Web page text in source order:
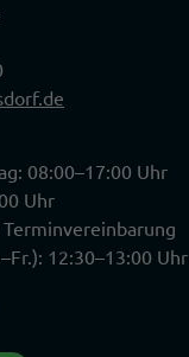
08:00–17:00 Uhr
Uhr
Terminvereinbarung
12:30–13:00 Uhr